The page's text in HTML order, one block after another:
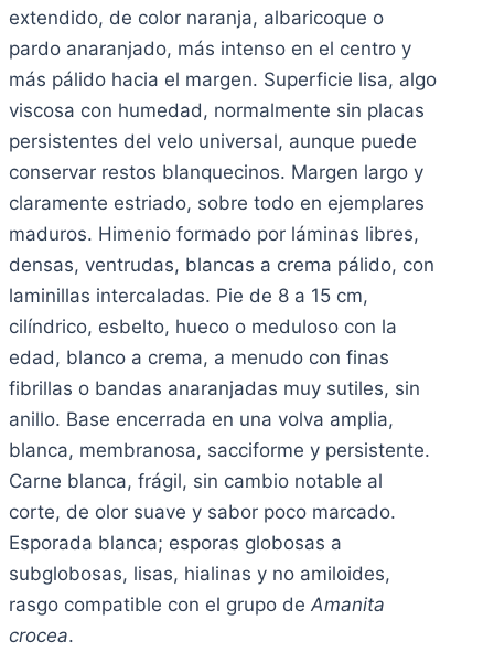
extendido, de color naranja, albaricoque o
pardo anaranjado, más intenso en el centro y
más pálido hacia el margen. Superficie lisa, algo
viscosa con humedad, normalmente sin placas
persistentes del velo universal, aunque puede
conservar restos blanquecinos. Margen largo y
claramente estriado, sobre todo en ejemplares
maduros. Himenio formado por láminas libres,
densas, ventrudas, blancas a crema pálido, con
laminillas intercaladas. Pie de 8 a 15 cm,
cilíndrico, esbelto, hueco o meduloso con la
edad, blanco a crema, a menudo con finas
fibrillas o bandas anaranjadas muy sutiles, sin
anillo. Base encerrada en una volva amplia,
blanca, membranosa, sacciforme y persistente.
Carne blanca, frágil, sin cambio notable al
corte, de olor suave y sabor poco marcado.
Esporada blanca; esporas globosas a
subglobosas, lisas, hialinas y no amiloides,
rasgo compatible con el grupo de Amanita
crocea.